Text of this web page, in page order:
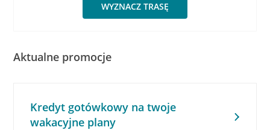
WYZNACZ TRASĘ
Aktualne promocje
Kredyt gotówkowy na twoje
wakacyjne plany